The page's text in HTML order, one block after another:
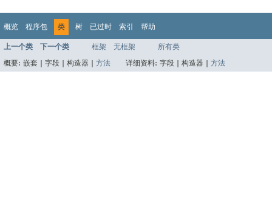
概览 程序包 类 树 已过时 索引 帮助
上一个类 下一个类 框架 无框架
所有类
概要: 嵌套 | 字段 | 构造器 | 方法 详细资料: 字段 | 构造器 | 方法